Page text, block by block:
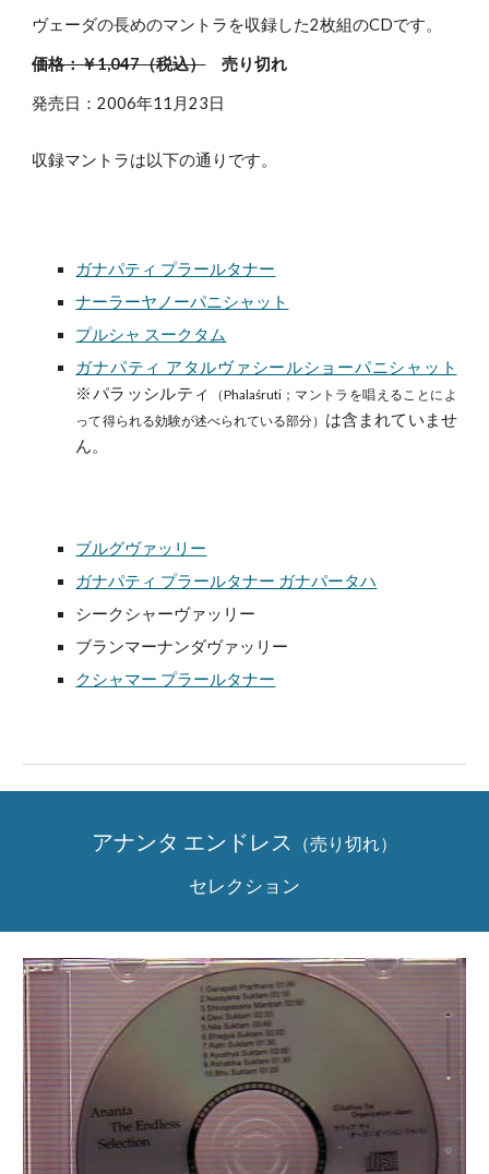
ヴェーダの長めのマントラを収録した2枚組のCDです。
価格：￥1,047（税込） 売り切れ
発売日：2006年11月23日
収録マントラは以下の通りです。
ガナパティ プラールタナー
ナーラーヤノーパニシャット
プルシャ スークタム
ガナパティ アタルヴァシールショーパニシャット
※パラッシルティ
（Phalaśruti；マントラを唱えることによ
って得られる効験が述べられている部分） は含まれていませ
ん。
ブルグヴァッリー
ガナパティ プラールタナー ガナパータハ
シークシャーヴァッリー
ブランマーナンダヴァッリー
クシャマー プラールタナー
アナンタ エンドレス （売り切れ）
セレクション